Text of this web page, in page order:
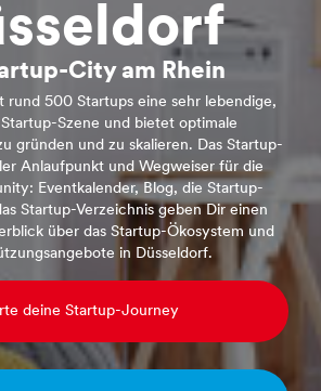
City am Rhein
rund 500 Startups eine sehr lebendige,
Szene und bietet optimale
gründen und zu skalieren. Das Startup-
Anlaufpunkt und Wegweiser für die
Eventkalender, Blog, die Startup-
Startup-Verzeichnis geben Dir einen
über das Startup-Ökosystem und
in Düsseldorf.
deine Startup-Journey